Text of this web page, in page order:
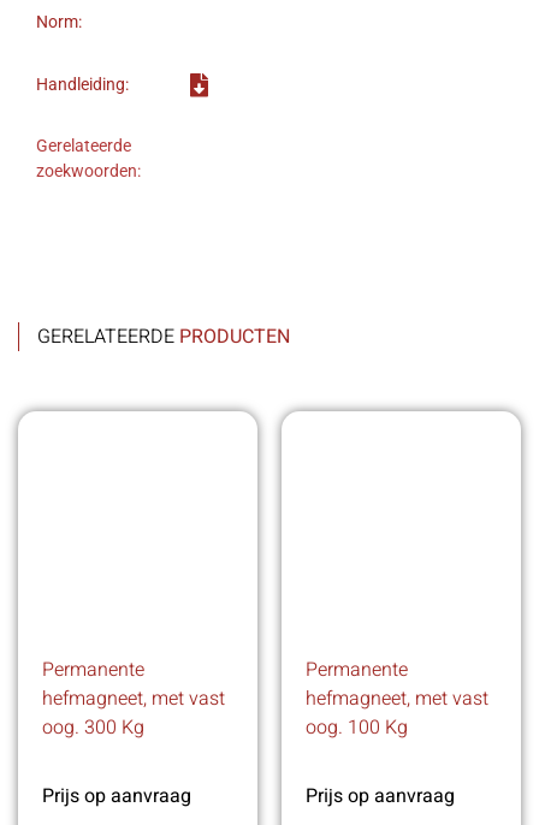
Norm:
Handleiding:
Gerelateerde
zoekwoorden:
GERELATEERDE PRODUCTEN
Permanente
hefmagneet, met vast
oog. 300 Kg
Prijs op aanvraag
Permanente
hefmagneet, met vast
oog. 100 Kg
Prijs op aanvraag